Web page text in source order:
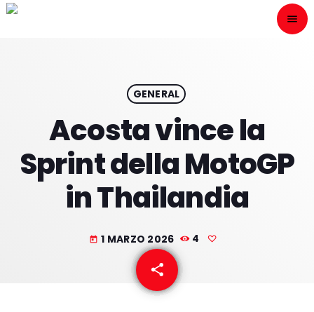
menu
NUESTRAS FRECUENCIAS
GENERAL
Acosta vince la
Sprint della MotoGP
in Thailandia
today 1 MARZO 2026 4
share
email